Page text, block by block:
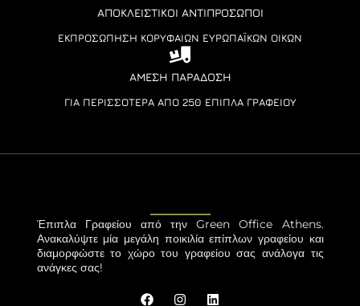
ΑΠΟΚΛΕΙΣΤΙΚΟΊ ΑΝΤΙΠΡΌΣΩΠΟΙ
ΕΚΠΡΟΣΏΠΗΣΗ ΚΟΡΥΦΑΊΩΝ ΕΥΡΩΠΑΪΚΏΝ ΟΊΚΩΝ
ΆΜΕΣΗ ΠΑΡΆΔΟΣΗ
ΓΙΑ ΠΕΡΙΣΣΌΤΕΡΑ ΑΠΌ 250 ΈΠΙΠΛΑ ΓΡΑΦΕΊΟΥ
Έπιπλα Γραφείου από την Green Office Athens.
Ανακαλύψτε μία μεγάλη ποικιλία επίπλων γραφείου και
διαμορφώστε το χώρο του γραφείου σας ανάλογα τις
ανάγκες σας!